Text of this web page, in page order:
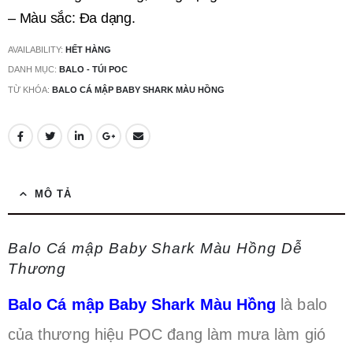
– Màu sắc: Đa dạng.
AVAILABILITY: HẾT HÀNG
DANH MỤC: BALO - TÚI POC
TỪ KHÓA: BALO CÁ MẬP BABY SHARK MÀU HỒNG
MÔ TẢ
Balo Cá mập Baby Shark Màu Hồng Dễ
Thương
Balo Cá mập Baby Shark Màu Hồng là balo
của thương hiệu POC đang làm mưa làm gió